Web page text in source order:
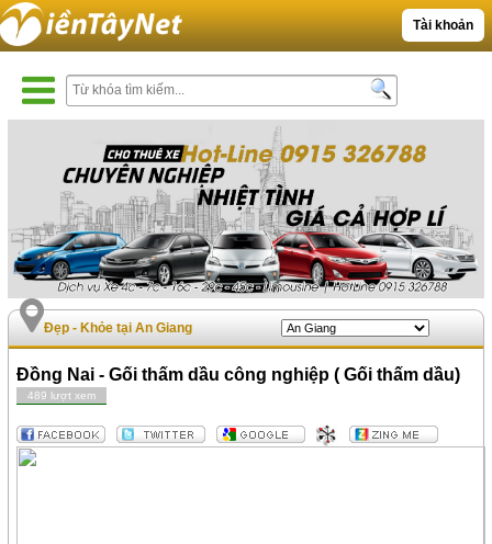
Tài khoản
Đẹp - Khỏe tại An Giang
Đồng Nai - Gối thấm dầu công nghiệp ( Gối thấm dầu)
489 lượt xem